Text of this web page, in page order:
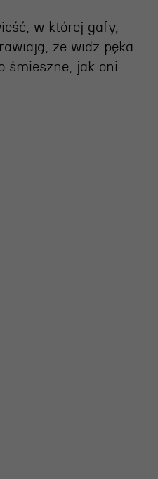
w której gafy,
że widz pęka
śmieszne, jak oni